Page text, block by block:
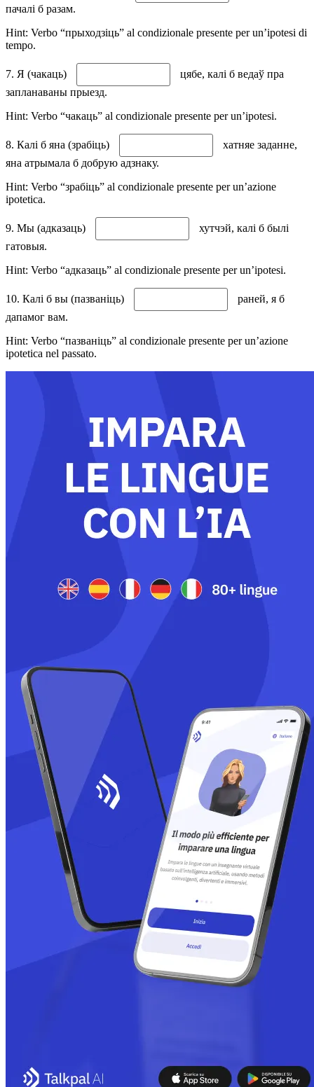
пачалі б разам.
Hint: Verbo “прыходзіць” al condizionale presente per un’ipotesi di
tempo.
7. Я (чакаць)
цябе, калі б ведаў пра
запланаваны прыезд.
Hint: Verbo “чакаць” al condizionale presente per un’ipotesi.
8. Калі б яна (зрабіць)
хатняе заданне,
яна атрымала б добрую адзнаку.
Hint: Verbo “зрабіць” al condizionale presente per un’azione
ipotetica.
9. Мы (адказаць)
хутчэй, калі б былі
гатовыя.
Hint: Verbo “адказаць” al condizionale presente per un’ipotesi.
10. Калі б вы (пазваніць)
раней, я б
дапамог вам.
Hint: Verbo “пазваніць” al condizionale presente per un’azione
ipotetica nel passato.